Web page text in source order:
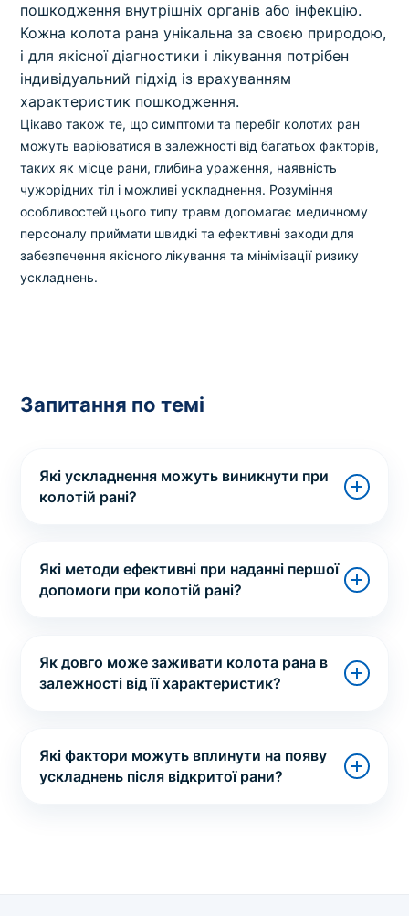
пошкодження внутрішніх органів або інфекцію.
Кожна колота рана унікальна за своєю природою,
і для якісної діагностики і лікування потрібен
індивідуальний підхід із врахуванням
характеристик пошкодження.
Цікаво також те, що симптоми та перебіг колотих ран
можуть варіюватися в залежності від багатьох факторів,
таких як місце рани, глибина ураження, наявність
чужорідних тіл і можливі ускладнення. Розуміння
особливостей цього типу травм допомагає медичному
персоналу приймати швидкі та ефективні заходи для
забезпечення якісного лікування та мінімізації ризику
ускладнень.
Запитання по темі
Які ускладнення можуть виникнути при
колотій рані?
Які методи ефективні при наданні першої
допомоги при колотій рані?
Як довго може заживати колота рана в
залежності від її характеристик?
Які фактори можуть вплинути на появу
ускладнень після відкритої рани?